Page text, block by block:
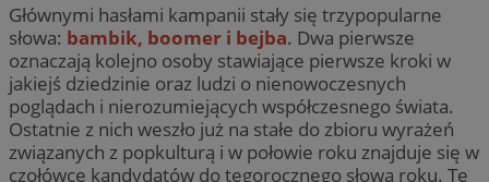
Głównymi hasłami kampanii stały się trzypopularne
słowa: bambik, boomer i bejba. Dwa pierwsze
oznaczają kolejno osoby stawiające pierwsze kroki w
jakiejś dziedzinie oraz ludzi o nienowoczesnych
poglądach i nierozumiejących współczesnego świata.
Ostatnie z nich weszło już na stałe do zbioru wyrażeń
związanych z popkulturą i w połowie roku znajduje się w
czołówce kandydatów do tegorocznego słowa roku. Te